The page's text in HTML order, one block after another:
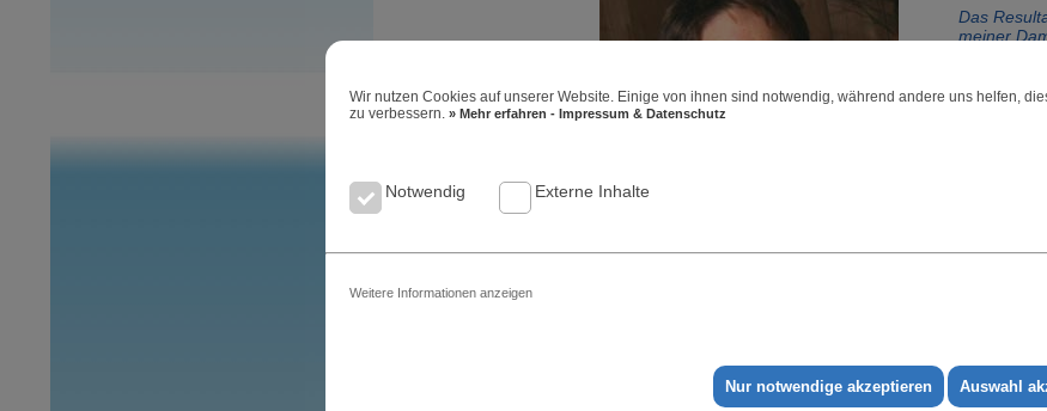
Das
meiner
Facelifting
meinem
Wir nutzen Cookies auf unserer Website. Einige von ihnen sind notwendig, während andere uns helfen,
zu verbessern. » Mehr erfahren - Impressum & Datenschutz
Notwendig Externe Inhalte
Weitere Informationen anzeigen
Nur notwendige akzeptieren Auswahl